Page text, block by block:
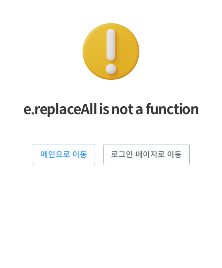
e.replaceAll is not a function
메인으로 이동 로그인 페이지로 이동